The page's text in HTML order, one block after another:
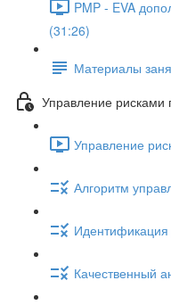
PMP - EVA
(31:26)
Материалы
Управление рисками
Управление
Алгоритм
Идентификация
Качественный